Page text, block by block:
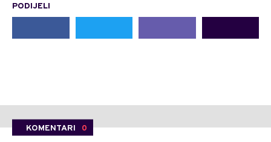
PODIJELI
KOMENTARI 0